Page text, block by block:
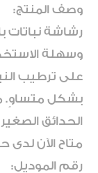
وصف المنتج:
وسهلة
على ترطيب
بشكل متساوٍ.
الحدائق
متاح الآن لدى
رقم الموديل: